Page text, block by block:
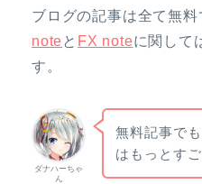
ブログの記事は全て無
note と FX noteに関して
す。
ダナハーちゃ
ん
無料記事で
はもっとすご